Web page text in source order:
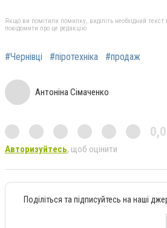
Якщо ви помітили помилку, виділіть необхідний текст
повідомити про це редакцію
#Чернівці #піротехніка #продаж
Антоніна Сімаченко
0,0
Авторизуйтесь, щоб оцінити
Поділіться та підписуйтесь на наші